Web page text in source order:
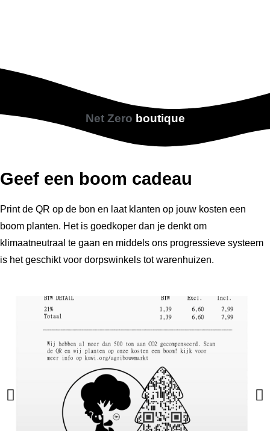
Net Zero boutique
Geef een boom cadeau
Print de QR op de bon en laat klanten op jouw kosten een
boom planten. Het is goedkoper dan je denkt om
klimaatneutraal te gaan en middels ons progressieve systeem
is het geschikt voor dorpswinkels tot warenhuizen.